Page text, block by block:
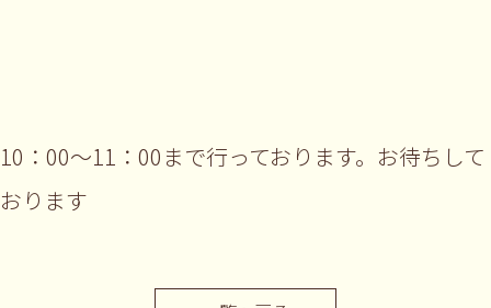
10：00～11：00まで行っております。お待ちして
おります